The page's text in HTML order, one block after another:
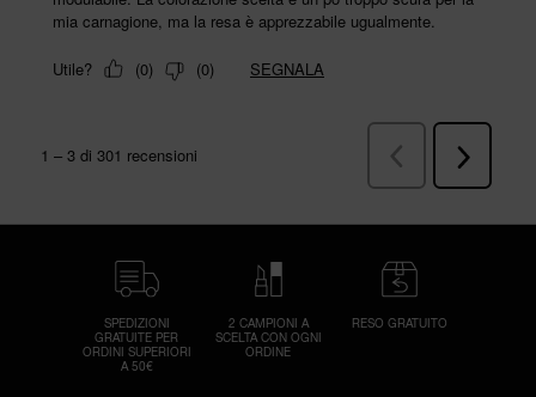
SPEDIZIONI
GRATUITE PER
ORDINI SUPERIORI
A 50€
2 CAMPIONI A
SCELTA CON OGNI
ORDINE
RESO GRATUITO